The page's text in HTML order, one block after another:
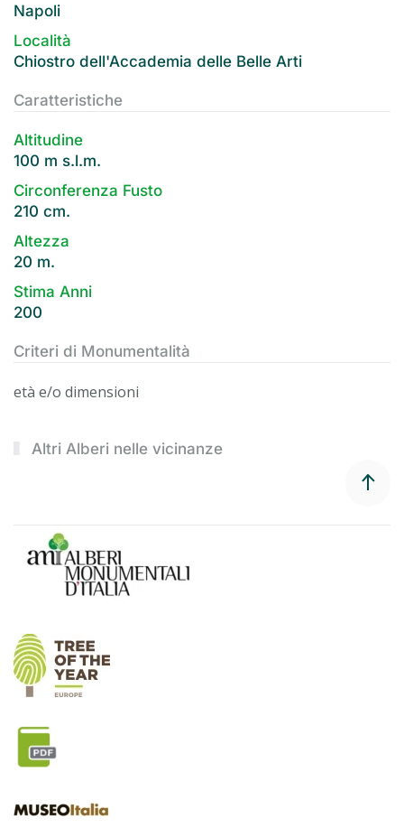
Napoli
Località
Chiostro dell'Accademia delle Belle Arti
Caratteristiche
Altitudine
100 m s.l.m.
Circonferenza Fusto
210 cm.
Altezza
20 m.
Stima Anni
200
Criteri di Monumentalità
età e/o dimensioni
Altri Alberi nelle vicinanze